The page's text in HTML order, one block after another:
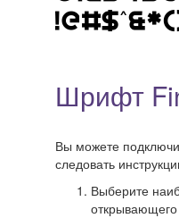
Шрифт
Вы можете
следовать
Выберите
открывающего